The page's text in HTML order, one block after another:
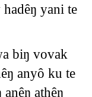
yani te
biŋ vovak
anyô ku te
athêŋ